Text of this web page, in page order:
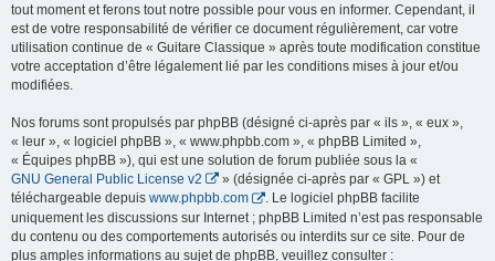
tout moment et ferons tout notre possible pour vous en informer. Cependant, il
est de votre responsabilité de vérifier ce document régulièrement, car votre
utilisation continue de « Guitare Classique » après toute modification constitue
votre acceptation d’être légalement lié par les conditions mises à jour et/ou
modifiées.
Nos forums sont propulsés par phpBB (désigné ci-après par « ils », « eux »,
« leur », « logiciel phpBB », « www.phpbb.com », « phpBB Limited »,
« Équipes phpBB »), qui est une solution de forum publiée sous la «
GNU General Public License v2
» (désignée ci-après par « GPL ») et
téléchargeable depuis www.phpbb.com
. Le logiciel phpBB facilite
uniquement les discussions sur Internet ; phpBB Limited n’est pas responsable
du contenu ou des comportements autorisés ou interdits sur ce site. Pour de
plus amples informations au sujet de phpBB, veuillez consulter :